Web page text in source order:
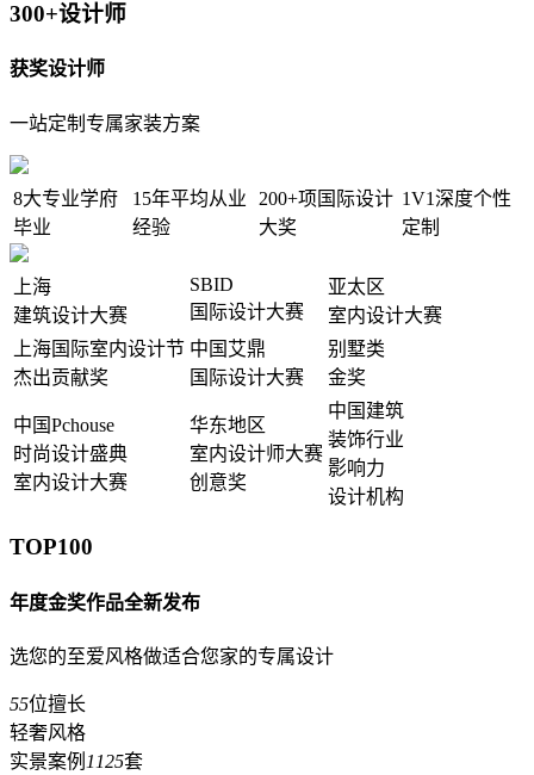
300+设计师
获奖设计师
一站定制专属家装方案
8大专业学府
毕业
15年平均从业
经验
200+项 国际设计
大奖
1V1深度个性
定制
上海
建筑设计大赛
SBID
国际设计大赛
亚太区
室内设计大赛
上海国际室内设计节
杰出贡献奖
中国艾鼎
国际设计大赛
别墅类
金奖
中国Pchouse
时尚设计盛典
室内设计大赛
华东地区
室内设计师大赛
创意奖
中国建筑
装饰行业
影响力
设计机构
TOP100
年度金奖作品全新发布
选您的至爱风格做适合您家的专属设计
55位擅长
轻奢风格
实景案例 1125套